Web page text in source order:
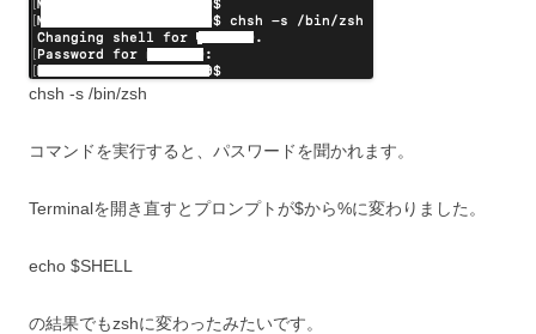
chsh -s /bin/zsh
コマンドを実行すると、パスワードを聞かれます。
Terminalを開き直すとプロンプトが$から%に変わりました。
echo $SHELL
の結果でもzshに変わったみたいです。